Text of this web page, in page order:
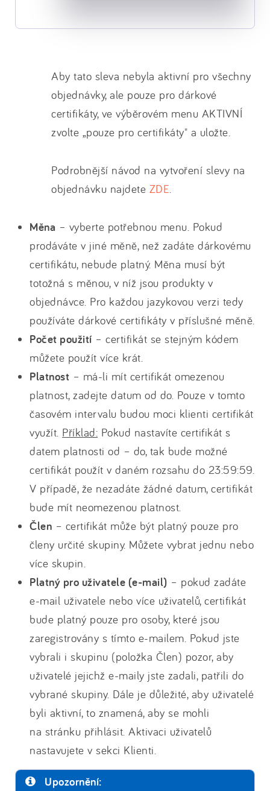
Aby tato sleva nebyla aktivní pro všechny
objednávky, ale pouze pro dárkové
certifikáty, ve výběrovém menu AKTIVNÍ
zvolte „pouze pro certifikáty" a uložte.
Podrobnější návod na vytvoření slevy na
objednávku najdete ZDE.
Měna – vyberte potřebnou menu. Pokud
prodáváte v jiné měně, než zadáte dárkovému
certifikátu, nebude platný. Měna musí být
totožná s měnou, v níž jsou produkty v
objednávce. Pro každou jazykovou verzi tedy
používáte dárkové certifikáty v příslušné měně.
Počet použití – certifikát se stejným kódem
můžete použít více krát.
Platnost – má-li mít certifikát omezenou
platnost, zadejte datum od do. Pouze v tomto
časovém intervalu budou moci klienti certifikát
využít. Příklad: Pokud nastavíte certifikát s
datem platnosti od – do, tak bude možné
certifikát použít v daném rozsahu do 23:59:59.
V případě, že nezadáte žádné datum, certifikát
bude mít neomezenou platnost.
Člen – certifikát může být platný pouze pro
členy určité skupiny. Můžete vybrat jednu nebo
více skupin.
Platný pro uživatele (e-mail) – pokud zadáte
e-mail uživatele nebo více uživatelů, certifikát
bude platný pouze pro osoby, které jsou
zaregistrovány s tímto e-mailem. Pokud jste
vybrali i skupinu (položka Člen) pozor, aby
uživatelé jejichž e-maily jste zadali, patřili do
vybrané skupiny. Dále je důležité, aby uživatelé
byli aktivní, to znamená, aby se mohli
na stránku přihlásit. Aktivaci uživatelů
nastavujete v sekci Klienti.
Upozornění: